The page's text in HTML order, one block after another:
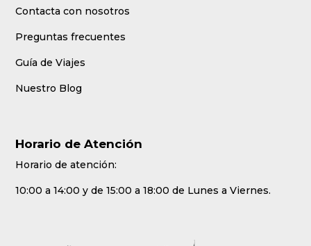
Contacta con nosotros
Preguntas frecuentes
Guía de Viajes
Nuestro Blog
Horario de Atención
Horario de atención:
10:00 a 14:00 y de 15:00 a 18:00 de Lunes a Viernes.